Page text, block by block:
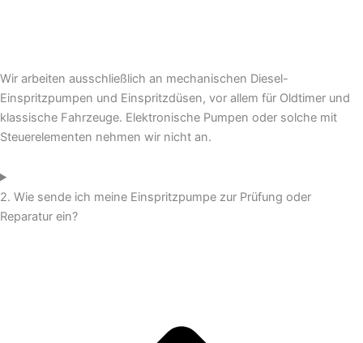
Wir arbeiten ausschließlich an mechanischen Diesel-
Einspritzpumpen und Einspritzdüsen, vor allem für Oldtimer und
klassische Fahrzeuge. Elektronische Pumpen oder solche mit
Steuerelementen nehmen wir nicht an.
2. Wie sende ich meine Einspritzpumpe zur Prüfung oder
Reparatur ein?